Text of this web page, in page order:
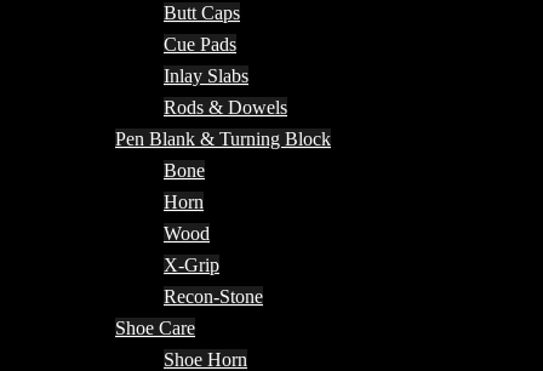
Butt Caps
Cue Pads
Inlay Slabs
Rods & Dowels
Pen Blank & Turning Block
Bone
Horn
Wood
X-Grip
Recon-Stone
Shoe Care
Shoe Horn